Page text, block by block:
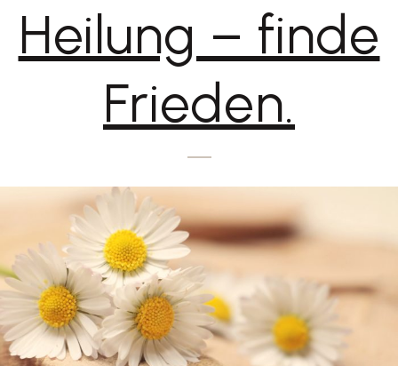
Heilung – finde
Frieden.